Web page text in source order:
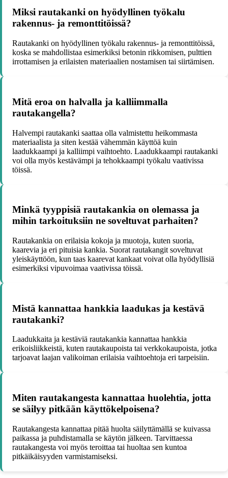
Miksi rautakanki on hyödyllinen työkalu
rakennus- ja remonttitöissä?
Rautakanki on hyödyllinen työkalu rakennus- ja remonttitöissä,
koska se mahdollistaa esimerkiksi betonin rikkomisen, pulttien
irrottamisen ja erilaisten materiaalien nostamisen tai siirtämisen.
Mitä eroa on halvalla ja kalliimmalla
rautakangella?
Halvempi rautakanki saattaa olla valmistettu heikommasta
materiaalista ja siten kestää vähemmän käyttöä kuin
laadukkaampi ja kalliimpi vaihtoehto. Laadukkaampi rautakanki
voi olla myös kestävämpi ja tehokkaampi työkalu vaativissa
töissä.
Minkä tyyppisiä rautakankia on olemassa ja
mihin tarkoituksiin ne soveltuvat parhaiten?
Rautakankia on erilaisia kokoja ja muotoja, kuten suoria,
kaarevia ja eri pituisia kankia. Suorat rautakangit soveltuvat
yleiskäyttöön, kun taas kaarevat kankaat voivat olla hyödyllisiä
esimerkiksi vipuvoimaa vaativissa töissä.
Mistä kannattaa hankkia laadukas ja kestävä
rautakanki?
Laadukkaita ja kestäviä rautakankia kannattaa hankkia
erikoisliikkeistä, kuten rautakaupoista tai verkkokaupoista, jotka
tarjoavat laajan valikoiman erilaisia vaihtoehtoja eri tarpeisiin.
Miten rautakangesta kannattaa huolehtia, jotta
se säilyy pitkään käyttökelpoisena?
Rautakangesta kannattaa pitää huolta säilyttämällä se kuivassa
paikassa ja puhdistamalla se käytön jälkeen. Tarvittaessa
rautakangesta voi myös teroittaa tai huoltaa sen kuntoa
pitkäikäisyyden varmistamiseksi.